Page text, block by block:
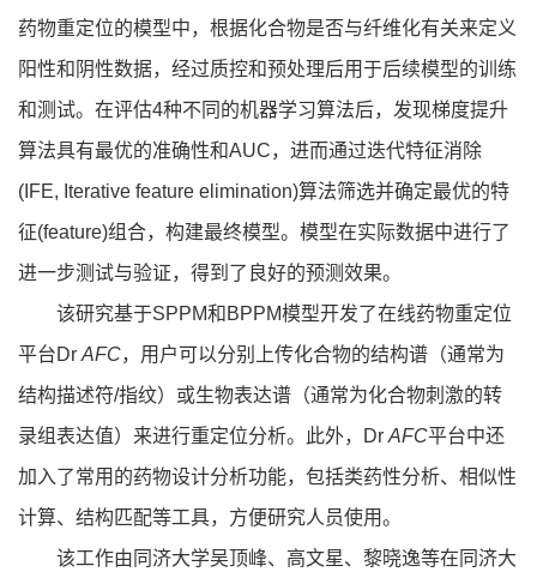
药物重定位的模型中，根据化合物是否与纤维化有关来定义
阳性和阴性数据，经过质控和预处理后用于后续模型的训练
和测试。在评估4种不同的机器学习算法后，发现梯度提升
算法具有最优的准确性和AUC，进而通过迭代特征消除
(IFE, Iterative feature elimination)算法筛选并确定最优的特
征(feature)组合，构建最终模型。模型在实际数据中进行了
进一步测试与验证，得到了良好的预测效果。
该研究基于SPPM和BPPM模型开发了在线药物重定位
平台DrAFC，用户可以分别上传化合物的结构谱（通常为
结构描述符/指纹）或生物表达谱（通常为化合物刺激的转
录组表达值）来进行重定位分析。此外，DrAFC平台中还
加入了常用的药物设计分析功能，包括类药性分析、相似性
计算、结构匹配等工具，方便研究人员使用。
该工作由同济大学吴顶峰、高文星、黎晓逸等在同济大